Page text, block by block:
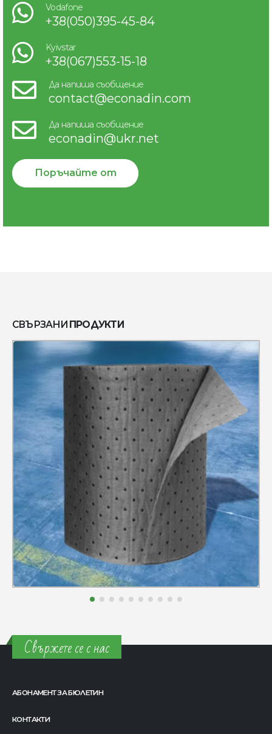
Vodafone
+38(050)395-45-84
Kyivstar
+38(067)553-15-18
Да напиша съобщение
contact@econadin.com
Да напиша съобщение
econadin@ukr.net
Поръчайте от
СВЪРЗАНИ ПРОДУКТИ
Свържете се с нас
АБОНАМЕНТ ЗА БЮЛЕТИН
КОНТАКТИ